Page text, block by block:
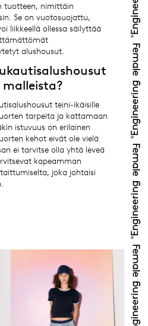
tuotteen, nimittäin
Se on vuotosuojattu,
liikkeellä ollessa säilyttää
alushousut.
teini-ikäisille
tarpeita ja kattamaan
istuvuus on erilainen
kehot eivät ole vielä
ei tarvitse olla yhtä leveä
kapeamman
joka johtaisi